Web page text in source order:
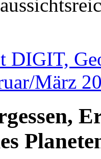
DIGIT,
März